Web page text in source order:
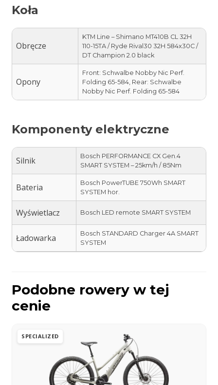
Koła
Obręcze
KTM Line – Shimano MT410B CL 32H
110-15TA / Ryde Rival30 32H 584x30C /
DT Champion 2.0 black
Opony
Front: Schwalbe Nobby Nic Perf.
Folding 65-584, Rear: Schwalbe
Nobby Nic Perf. Folding 65-584
Komponenty elektryczne
Silnik
Bosch PERFORMANCE CX Gen.4
SMART SYSTEM – 25km/h / 85Nm
Bateria
Bosch PowerTUBE 750Wh SMART
SYSTEM hor.
Wyświetlacz Bosch LED remote SMART SYSTEM
Ładowarka
Bosch STANDARD Charger 4A SMART
SYSTEM
Podobne rowery w tej
cenie
SPECIALIZED